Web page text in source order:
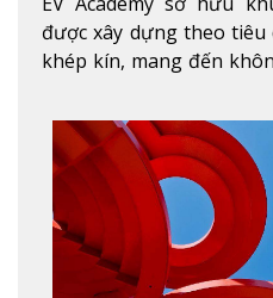
được xây dựng theo tiêu
khép kín, mang đến
ích hiện đạXem thêm